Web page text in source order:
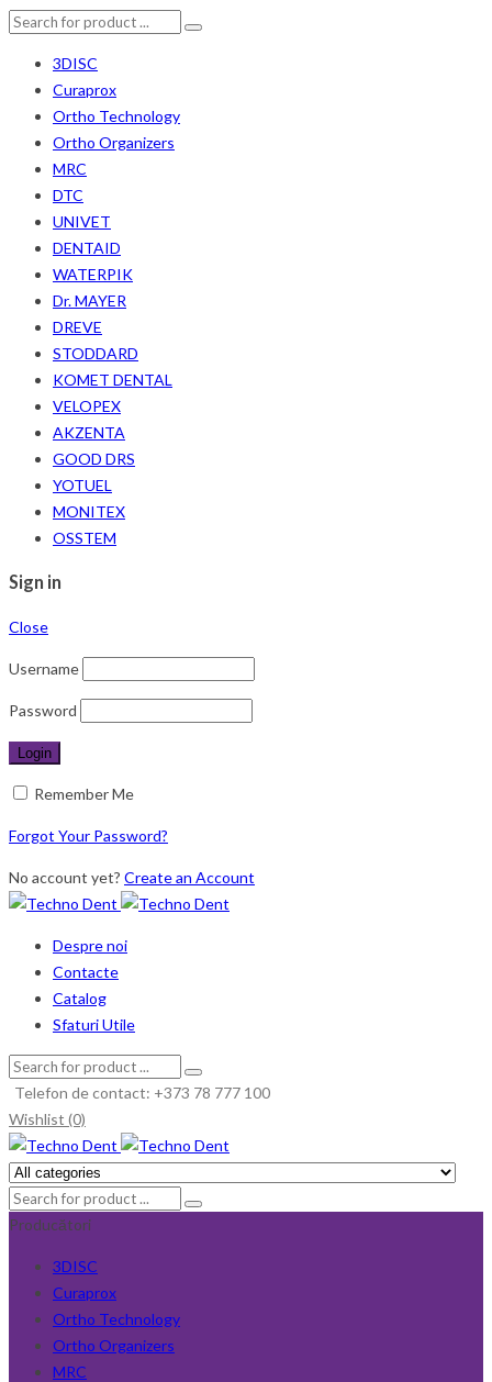
3DISC
Curaprox
Ortho Technology
Ortho Organizers
MRC
DTC
UNIVET
DENTAID
WATERPIK
Dr. MAYER
DREVE
STODDARD
KOMET DENTAL
VELOPEX
AKZENTA
GOOD DRS
YOTUEL
MONITEX
OSSTEM
Sign in
Close
Username
Password
Remember Me
Forgot Your Password?
No account yet? Create an Account
Despre noi
Contacte
Catalog
Sfaturi Utile
Telefon de contact: +373 78 777 100
Wishlist (0)
Producători
3DISC
Curaprox
Ortho Technology
Ortho Organizers
MRC